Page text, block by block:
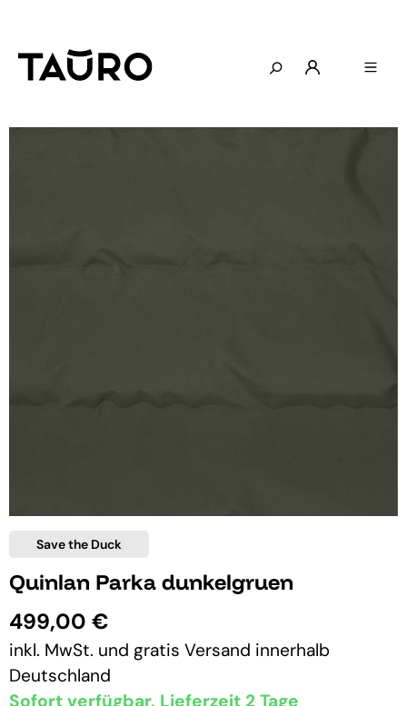
Save the Duck
Quinlan Parka dunkelgruen
499,00 €
inkl. MwSt. und gratis Versand innerhalb
Deutschland
Sofort verfügbar, Lieferzeit 2 Tage